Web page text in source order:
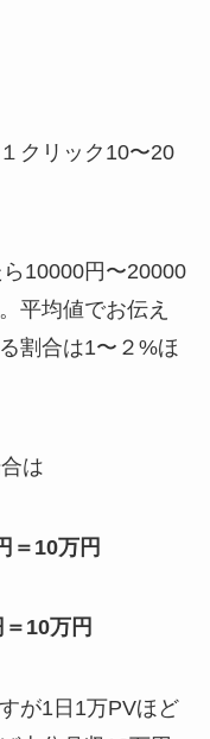
クリック10〜20
10000円〜20000
平均値でお伝え
割合は1〜２%ほ
は
＝10万円
10万円
が1日1万PVほど